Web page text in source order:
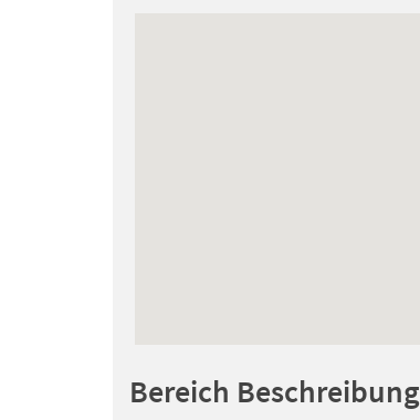
Bereich Beschreibung